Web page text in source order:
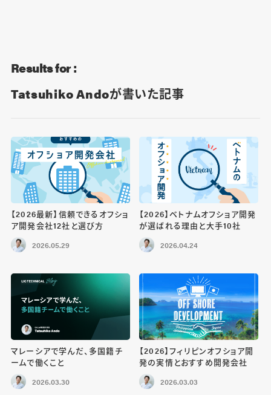
Results for :
Tatsuhiko Andoが書いた記事
【2026最新】信頼できるオフショ
ア開発会社12社と選び方
2026.05.29
【2026】ベトナムオフショア開発
が選ばれる理由と大手10社
2026.04.24
マレーシアで学んだ、多国籍チ
ームで働くこと
2026.03.30
【2026】フィリピンオフショア開
発の実情とおすすめ開発会社
2026.03.03